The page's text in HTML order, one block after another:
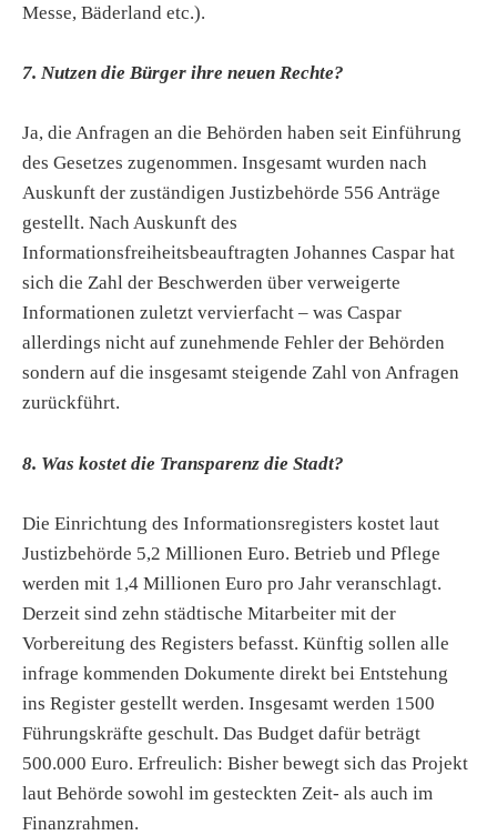
Messe, Bäderland etc.).
7. Nutzen die Bürger ihre neuen Rechte?
Ja, die Anfragen an die Behörden haben seit Einführung
des Gesetzes zugenommen. Insgesamt wurden nach
Auskunft der zuständigen Justizbehörde 556 Anträge
gestellt. Nach Auskunft des
Informationsfreiheitsbeauftragten Johannes Caspar hat
sich die Zahl der Beschwerden über verweigerte
Informationen zuletzt vervierfacht – was Caspar
allerdings nicht auf zunehmende Fehler der Behörden
sondern auf die insgesamt steigende Zahl von Anfragen
zurückführt.
8. Was kostet die Transparenz die Stadt?
Die Einrichtung des Informationsregisters kostet laut
Justizbehörde 5,2 Millionen Euro. Betrieb und Pflege
werden mit 1,4 Millionen Euro pro Jahr veranschlagt.
Derzeit sind zehn städtische Mitarbeiter mit der
Vorbereitung des Registers befasst. Künftig sollen alle
infrage kommenden Dokumente direkt bei Entstehung
ins Register gestellt werden. Insgesamt werden 1500
Führungskräfte geschult. Das Budget dafür beträgt
500.000 Euro. Erfreulich: Bisher bewegt sich das Projekt
laut Behörde sowohl im gesteckten Zeit- als auch im
Finanzrahmen.